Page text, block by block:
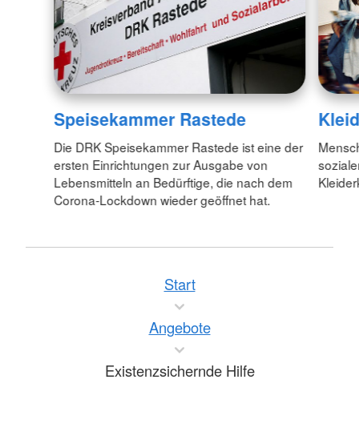
Speisekammer Rastede
Die DRK Speisekammer Rastede ist eine der
ersten Einrichtungen zur Ausgabe von
Lebensmitteln an Bedürftige, die nach dem
Corona-Lockdown wieder geöffnet hat.
Start
Angebote
Existenzsichernde Hilfe